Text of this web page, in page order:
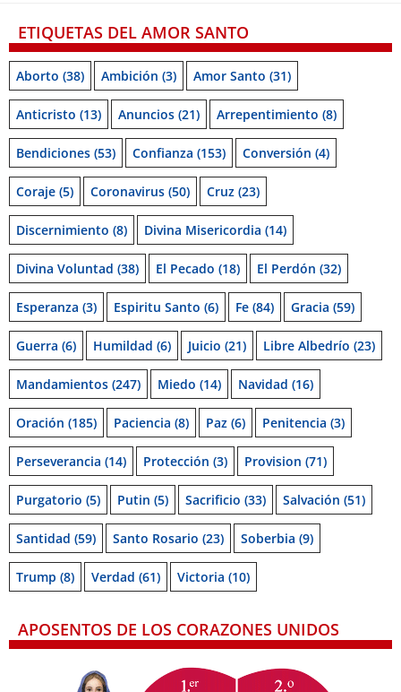
ETIQUETAS DEL AMOR SANTO
Aborto (38) Ambición (3) Amor Santo (31)
Anticristo (13) Anuncios (21) Arrepentimiento (8)
Bendiciones (53) Confianza (153) Conversión (4)
Coraje (5) Coronavirus (50) Cruz (23)
Discernimiento (8) Divina Misericordia (14)
Divina Voluntad (38) El Pecado (18) El Perdón (32)
Esperanza (3) Espiritu Santo (6) Fe (84) Gracia (59)
Guerra (6) Humildad (6) Juicio (21) Libre Albedrío (23)
Mandamientos (247) Miedo (14) Navidad (16)
Oración (185) Paciencia (8) Paz (6) Penitencia (3)
Perseverancia (14) Protección (3) Provision (71)
Purgatorio (5) Putin (5) Sacrificio (33) Salvación (51)
Santidad (59) Santo Rosario (23) Soberbia (9)
Trump (8) Verdad (61) Victoria (10)
APOSENTOS DE LOS CORAZONES UNIDOS